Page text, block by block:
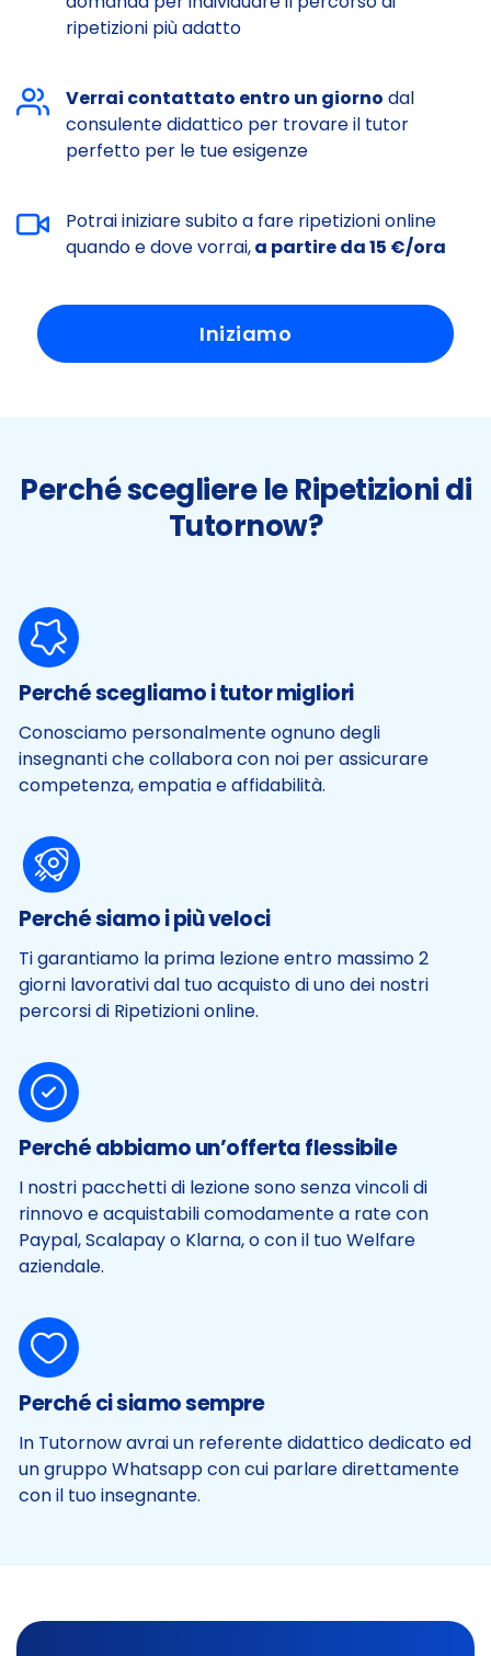
ripetizioni più adatto
Verrai contattato entro un giorno dal
consulente didattico per trovare il tutor
perfetto per le tue esigenze
Potrai iniziare subito a fare ripetizioni online
quando e dove vorrai,a partire da 15 €/ora
Iniziamo
Perché scegliere le Ripetizioni di
Tutornow?
Perché scegliamo i tutor migliori
Conosciamo personalmente ognuno degli
insegnanti che collabora con noi per assicurare
competenza, empatia e affidabilità.
Perché siamo i più veloci
Ti garantiamo la prima lezione entro massimo 2
giorni lavorativi dal tuo acquisto di uno dei nostri
percorsi di Ripetizioni online.
Perché abbiamo un’offerta flessibile
I nostri pacchetti di lezione sono senza vincoli di
rinnovo e acquistabili comodamente a rate con
Paypal, Scalapay o Klarna, o con il tuo Welfare
aziendale.
Perché ci siamo sempre
In Tutornow avrai un referente didattico dedicato ed
un gruppo Whatsapp con cui parlare direttamente
con il tuo insegnante.